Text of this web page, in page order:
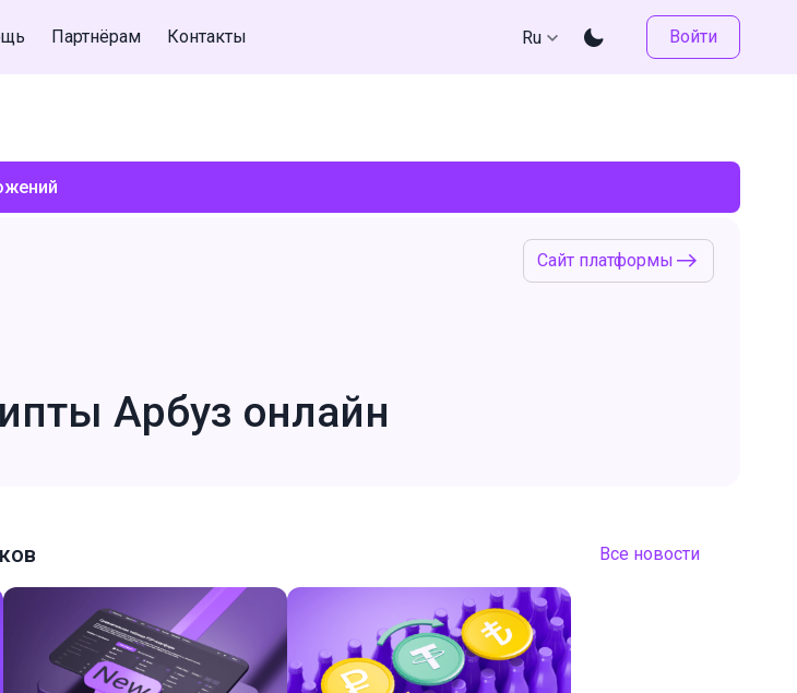
Партнёрам Контакты Ru Войти
Сайт платформы
Арбуз онлайн
Все новости